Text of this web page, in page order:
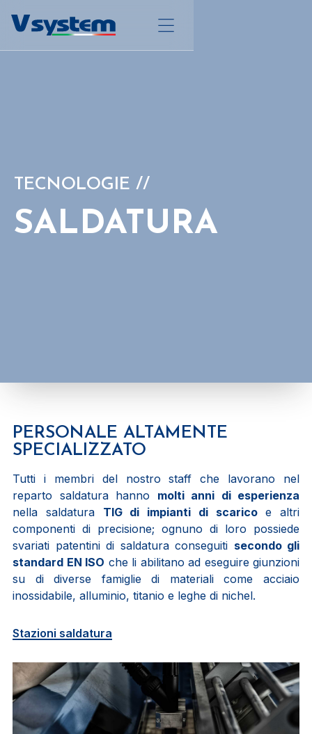
TECNOLOGIE //
SALDATURA
PERSONALE ALTAMENTE
SPECIALIZZATO
Tutti i membri del nostro staff che lavorano nel
reparto saldatura hanno molti anni di esperienza
nella saldatura TIG di impianti di scaricoe altri
componenti di precisione; ognuno di loro possiede
svariati patentini di saldatura conseguiti secondo gli
standard EN ISO che li abilitano ad eseguire giunzioni
su di diverse famiglie di materiali come acciaio
inossidabile, alluminio, titanio e leghe di nichel.
Stazioni saldatura